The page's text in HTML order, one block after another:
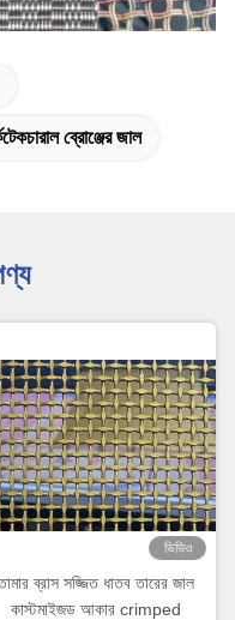
ব্রোঞ্জের জাল
ভিডিও
ব্রাস সজ্জিত ধাতব তারের জাল
কাস্টমাইজড আকার crimped